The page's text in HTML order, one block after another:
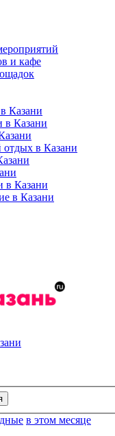
и кафе
Казани
в Казани
в Казани
в Казани
в Казани
в этом месяце